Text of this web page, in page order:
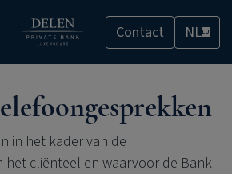
Contact NLLU
in het kader van de
het cliënteel en waarvoor de Bank